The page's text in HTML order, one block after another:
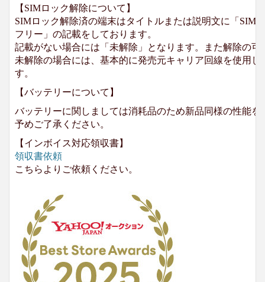
【SIMロック解除について】
SIMロック解除済の端末はタイトルまたは説明文に「SIM
フリー」の記載をしております。
記載がない場合には「未解除」となります。また解除の可
未解除の場合には、基本的に発売元キャリア回線を使用
す。
【バッテリーについて】
バッテリーに関しましては消耗品のため新品同様の性能
予めご了承ください。
【インボイス対応領収書】
領収書依頼
こちらよりご依頼ください。